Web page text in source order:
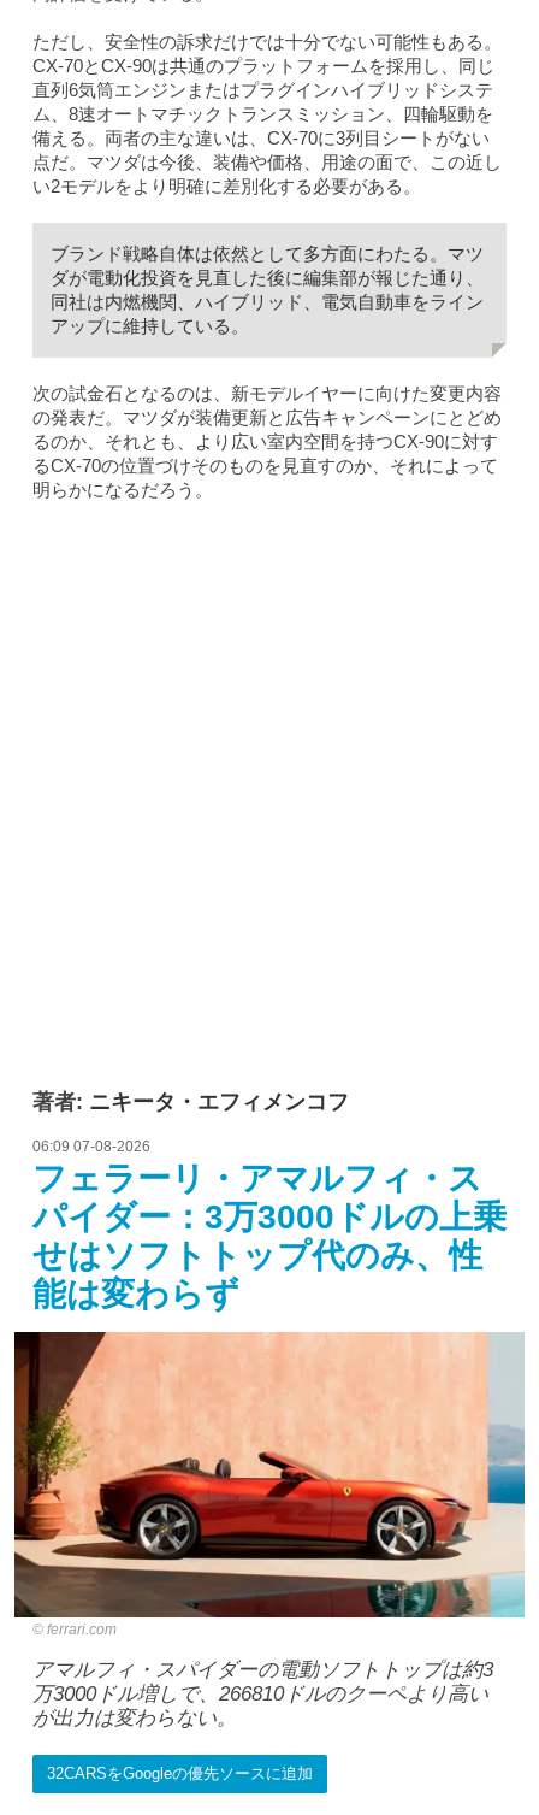
ただし、安全性の訴求だけでは十分でない可能性もある。
CX-70とCX-90は共通のプラットフォームを採用し、同じ
直列6気筒エンジンまたはプラグインハイブリッドシステ
ム、8速オートマチックトランスミッション、四輪駆動を
備える。両者の主な違いは、CX-70に3列目シートがない
点だ。マツダは今後、装備や価格、用途の面で、この近し
い2モデルをより明確に差別化する必要がある。
ブランド戦略自体は依然として多方面にわたる。マツ
ダが電動化投資を見直した後に編集部が報じた通り、
同社は内燃機関、ハイブリッド、電気自動車をライン
アップに維持している。
次の試金石となるのは、新モデルイヤーに向けた変更内容
の発表だ。マツダが装備更新と広告キャンペーンにとどめ
るのか、それとも、より広い室内空間を持つCX-90に対す
るCX-70の位置づけそのものを見直すのか、それによって
明らかになるだろう。
著者: ニキータ・エフィメンコフ
06:09 07-08-2026
フェラーリ・アマルフィ・ス
パイダー：3万3000ドルの上乗
せはソフトトップ代のみ、性
能は変わらず
ferrari.com
アマルフィ・スパイダーの電動ソフトトップは約3
万3000ドル増しで、266810ドルのクーペより高い
が出力は変わらない。
32CARSをGoogleの優先ソースに追加